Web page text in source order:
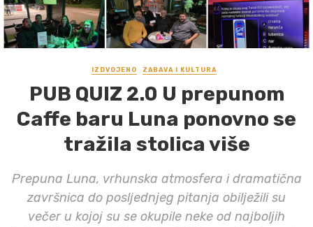
IZDVOJENO ZABAVA I KULTURA
PUB QUIZ 2.0 U prepunom
Caffe baru Luna ponovno se
tražila stolica više
Prepuna Luna, vrhunska atmosfera i dramatična
završnica do posljednjeg pitanja obilježili su
večer u kojoj su se okupile neke od najboljih